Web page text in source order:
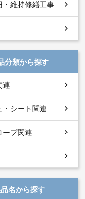
・維持修繕工事
分類から探す
連
・シート関連
ープ関連
名から探す